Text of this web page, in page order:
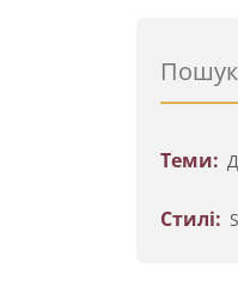
Теми:
Стилі: